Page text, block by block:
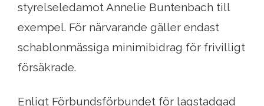
styrelseledamot Annelie Buntenbach till
exempel. För närvarande gäller endast
schablonmässiga minimibidrag för frivilligt
försäkrade.
Enligt Förbundsförbundet för lagstadgad